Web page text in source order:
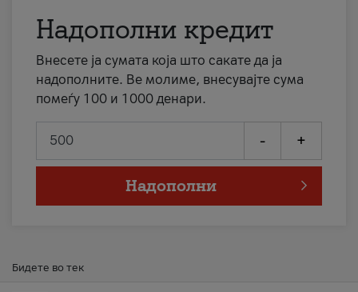
Надополни кредит
Внесете ја сумата која што сакате да ја
надополните. Ве молиме, внесувајте сума
помеѓу 100 и 1000 денари.
- +
Надополни
Бидете во тек